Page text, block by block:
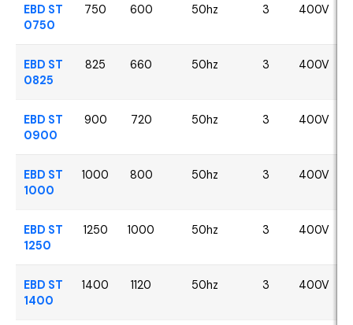
EBD ST
0750
750 600 50hz 3 400V
EBD ST
0825
825 660 50hz 3 400V
EBD ST
0900
900 720 50hz 3 400V
EBD ST
1000
1000 800 50hz 3 400V
EBD ST
1250
1250 1000 50hz 3 400V
EBD ST
1400
1400 1120 50hz 3 400V